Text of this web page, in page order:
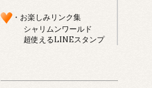
・お楽しみリンク集
シャリムンワールド
超使えるLINEスタンプ